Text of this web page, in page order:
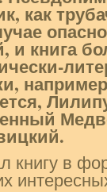
как
книга
книгу в